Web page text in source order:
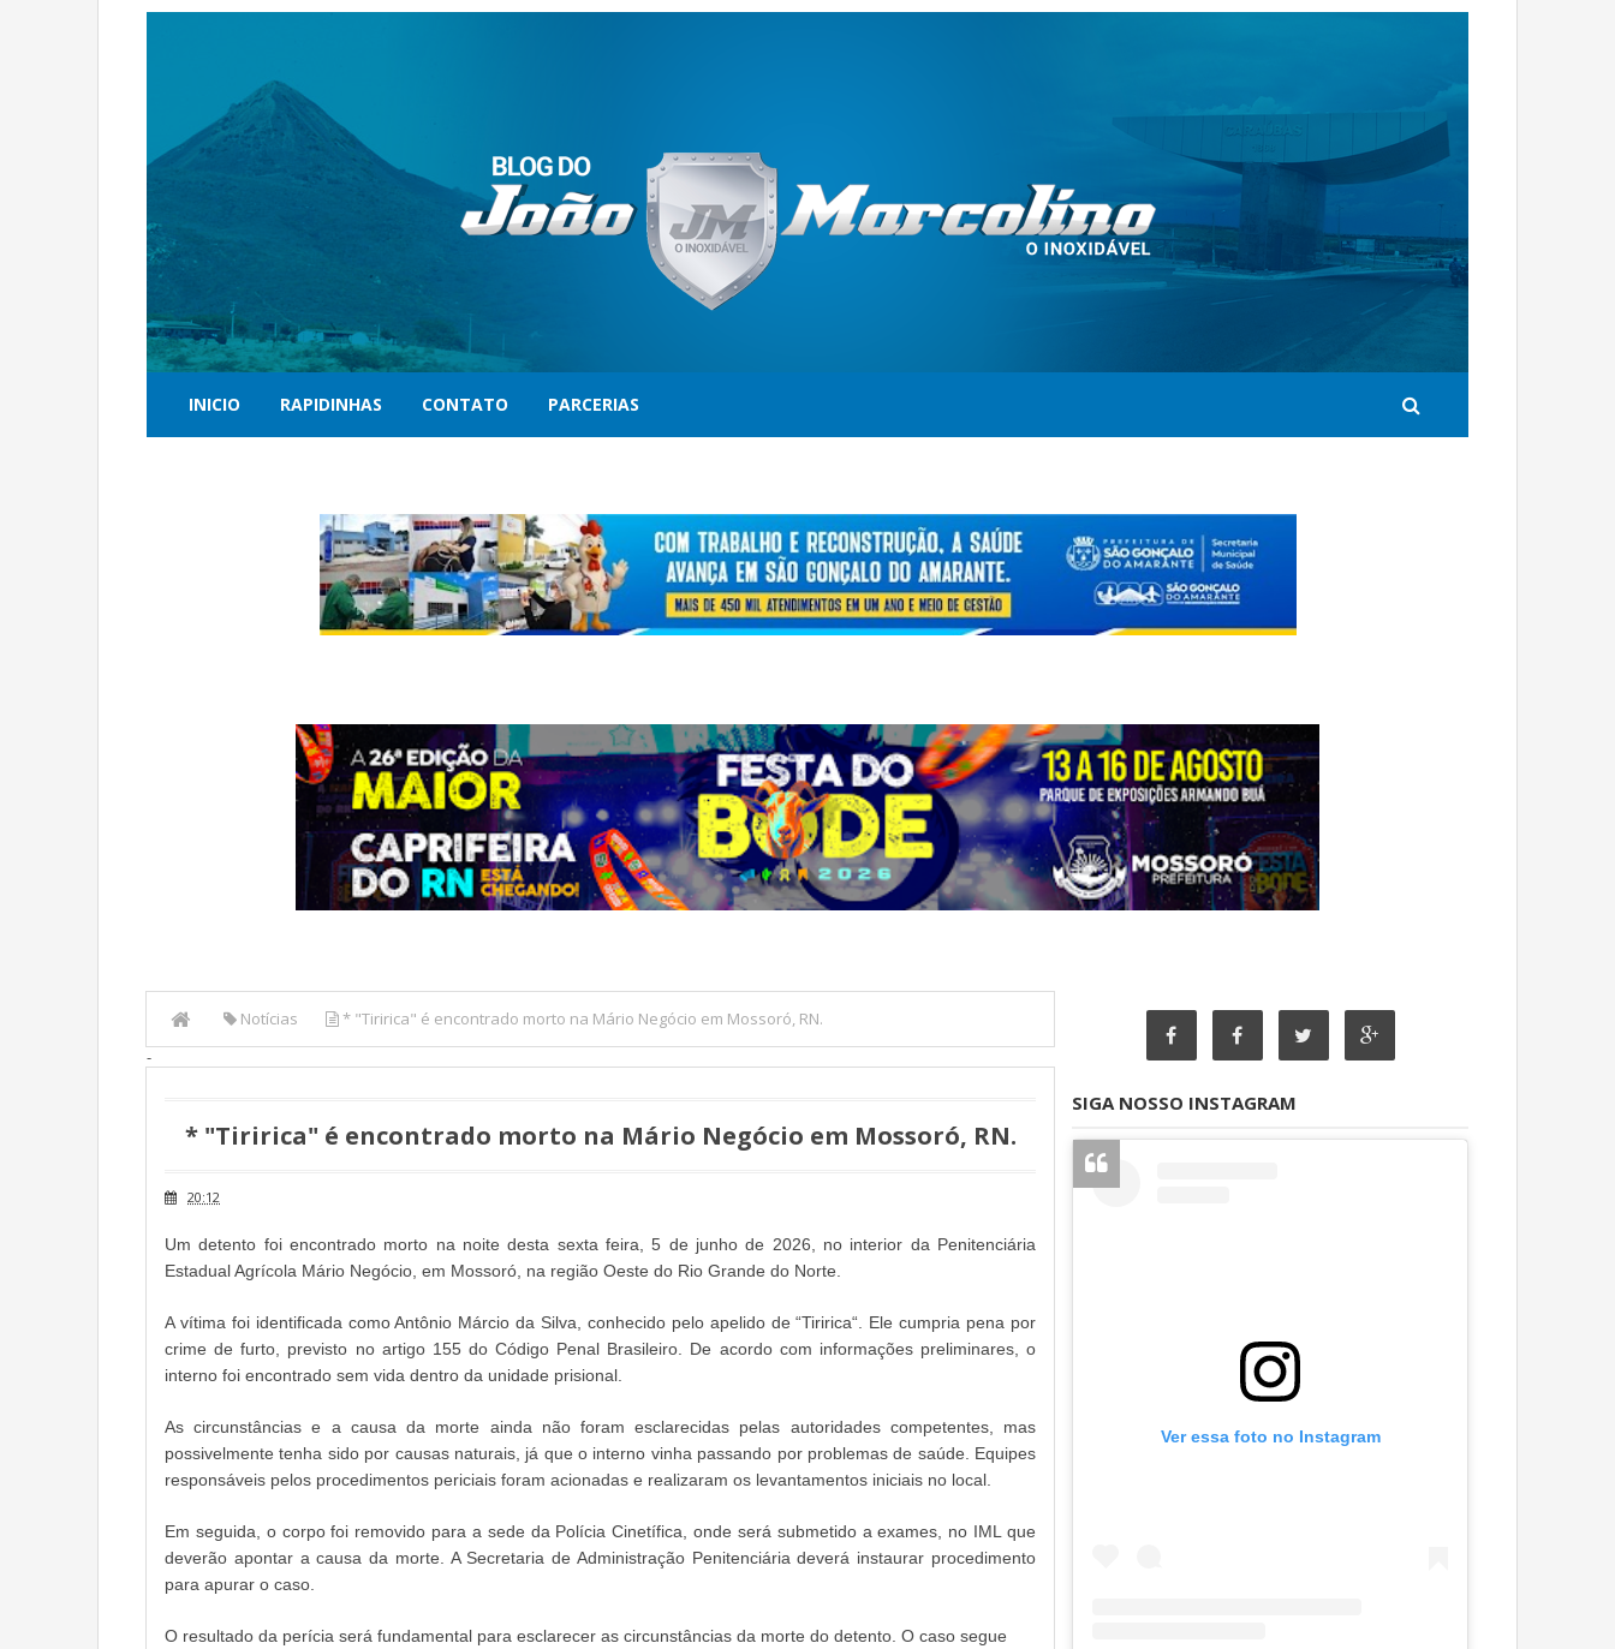
INICIO RAPIDINHAS CONTATO PARCERIAS
Notícias
* "Tiririca" é encontrado morto na Mário Negócio em Mossoró, RN.
-
* "Tiririca" é encontrado morto na Mário Negócio em Mossoró, RN.
20:12
Um detento foi encontrado morto na noite desta sexta feira, 5 de junho de 2026, no interior da Penitenciária
Estadual Agrícola Mário Negócio, em Mossoró, na região Oeste do Rio Grande do Norte.
A vítima foi identificada como Antônio Márcio da Silva, conhecido pelo apelido de “Tiririca“. Ele cumpria pena por
crime de furto, previsto no artigo 155 do Código Penal Brasileiro. De acordo com informações preliminares, o
interno foi encontrado sem vida dentro da unidade prisional.
As circunstâncias e a causa da morte ainda não foram esclarecidas pelas autoridades competentes, mas
possivelmente tenha sido por causas naturais, já que o interno vinha passando por problemas de saúde. Equipes
responsáveis pelos procedimentos periciais foram acionadas e realizaram os levantamentos iniciais no local.
Em seguida, o corpo foi removido para a sede da Polícia Cinetífica, onde será submetido a exames, no IML que
deverão apontar a causa da morte. A Secretaria de Administração Penitenciária deverá instaurar procedimento
para apurar o caso.
O resultado da perícia será fundamental para esclarecer as circunstâncias da morte do detento. O caso segue
SIGA NOSSO INSTAGRAM
Ver essa foto no Instagram